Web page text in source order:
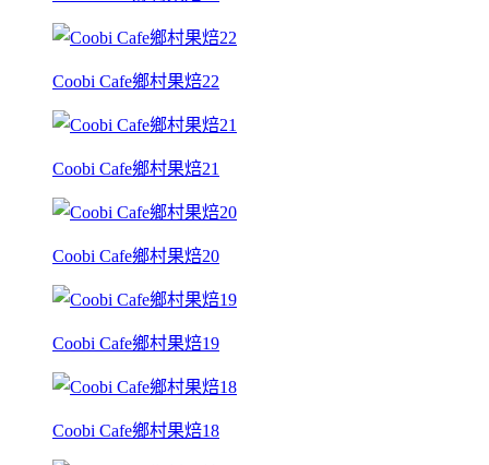
Coobi Cafe鄉村果焙22
Coobi Cafe鄉村果焙21
Coobi Cafe鄉村果焙20
Coobi Cafe鄉村果焙19
Coobi Cafe鄉村果焙18